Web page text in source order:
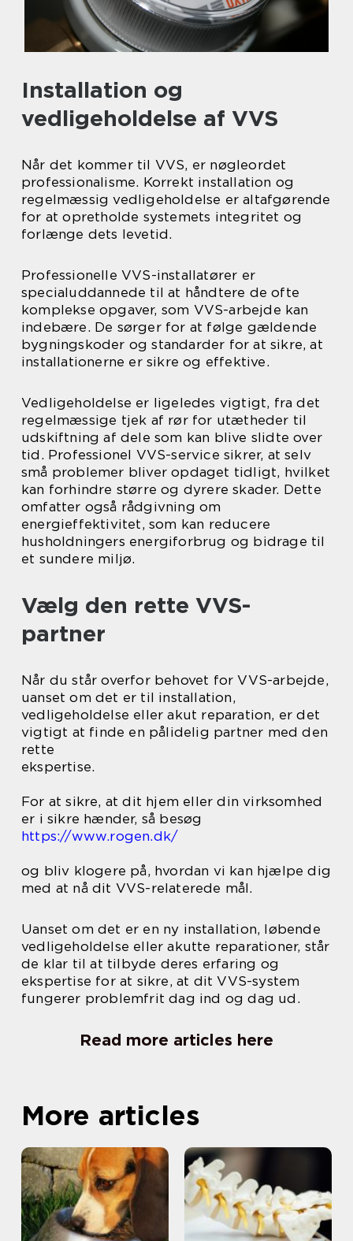
Installation og
vedligeholdelse af VVS
Når det kommer til VVS, er nøgleordet
professionalisme. Korrekt installation og
regelmæssig vedligeholdelse er altafgørende
for at opretholde systemets integritet og
forlænge dets levetid.
Professionelle VVS-installatører er
specialuddannede til at håndtere de ofte
komplekse opgaver, som VVS-arbejde kan
indebære. De sørger for at følge gældende
bygningskoder og standarder for at sikre, at
installationerne er sikre og effektive.
Vedligeholdelse er ligeledes vigtigt, fra det
regelmæssige tjek af rør for utætheder til
udskiftning af dele som kan blive slidte over
tid. Professionel VVS-service sikrer, at selv
små problemer bliver opdaget tidligt, hvilket
kan forhindre større og dyrere skader. Dette
omfatter også rådgivning om
energieffektivitet, som kan reducere
husholdningers energiforbrug og bidrage til
et sundere miljø.
Vælg den rette VVS-
partner
Når du står overfor behovet for VVS-arbejde,
uanset om det er til installation,
vedligeholdelse eller akut reparation, er det
vigtigt at finde en pålidelig partner med den
rette
ekspertise.
For at sikre, at dit hjem eller din virksomhed
er i sikre hænder, så besøg
https://www.rogen.dk/
og bliv klogere på, hvordan vi kan hjælpe dig
med at nå dit VVS-relaterede mål.
Uanset om det er en ny installation, løbende
vedligeholdelse eller akutte reparationer, står
de klar til at tilbyde deres erfaring og
ekspertise for at sikre, at dit VVS-system
fungerer problemfrit dag ind og dag ud.
Read more articles here
More articles